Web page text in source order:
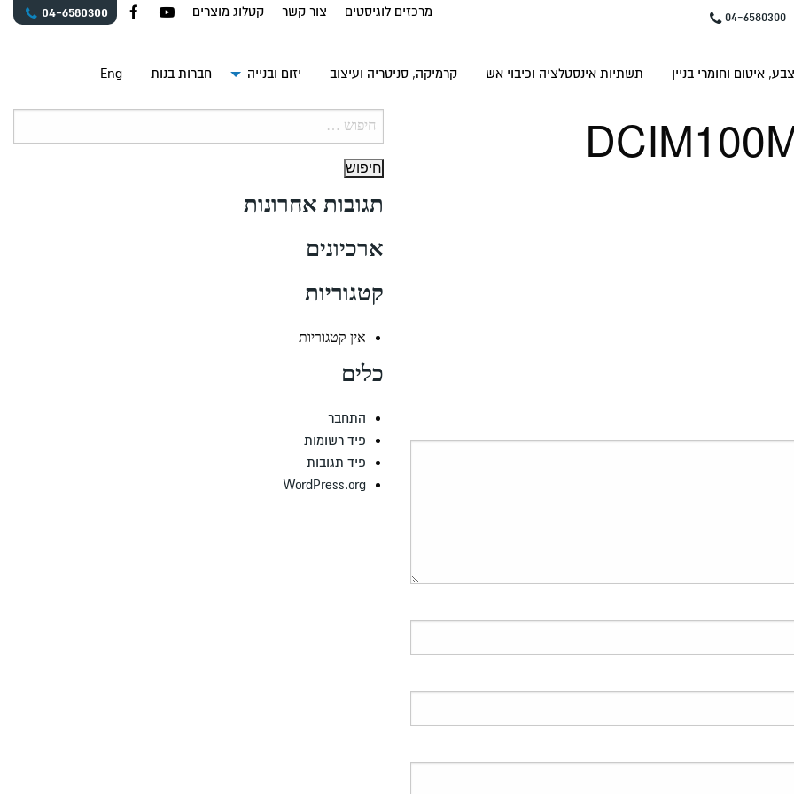
מרכזים לוגיסטים צור קשר קטלוג מוצרים 04-6580300 04-6580300
צבע, איטום וחומרי בניין תשתיות אינסטלציה וכיבוי אש קרמיקה, סניטריה ועיצוב יזום ובנייה חברות בנות Eng
תגובות אחרונות
ארכיונים
קטגוריות
אין קטגוריות
כלים
התחבר
פיד רשומות
פיד תגובות
WordPress.org